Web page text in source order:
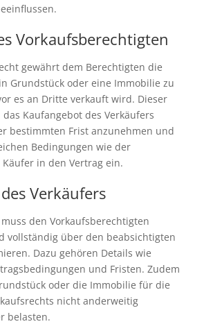
Vorkaufsberechtigten
gewährt dem Berechtigten die
Grundstück oder eine Immobilie zu
es an Dritte verkauft wird. Dieser
das Kaufangebot des Verkäufers
bestimmten Frist anzunehmen und
Bedingungen wie der
in den Vertrag ein.
Verkäufers
den Vorkaufsberechtigten
vollständig über den beabsichtigten
Dazu gehören Details wie
und Fristen. Zudem
oder die Immobilie für die
nicht anderweitig
belasten.